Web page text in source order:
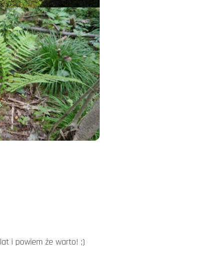
i powiem że warto! ;)